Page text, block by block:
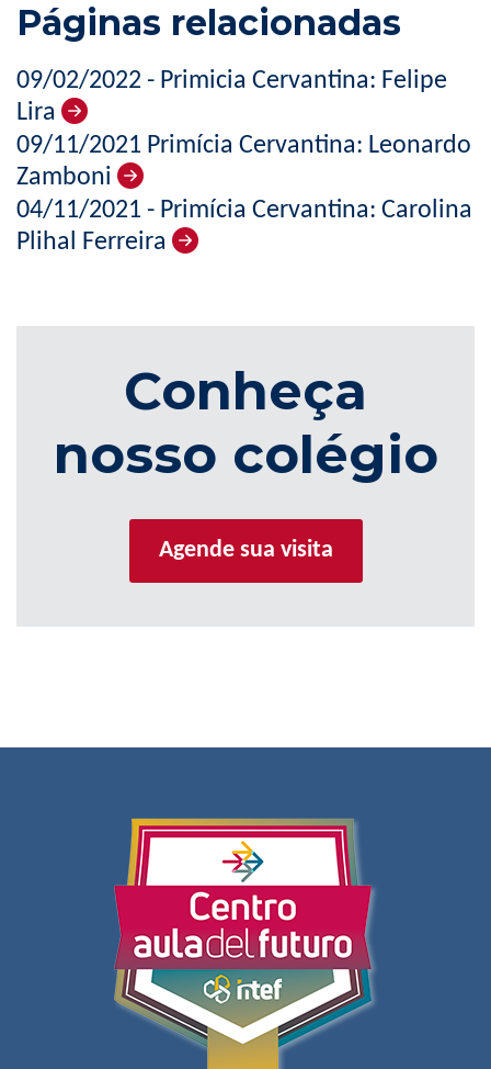
Páginas relacionadas
09/02/2022 - Primicia Cervantina: Felipe
Lira
09/11/2021 Primícia Cervantina: Leonardo
Zamboni
04/11/2021 - Primícia Cervantina: Carolina
Plihal Ferreira
Conheça
nosso colégio
Agende sua visita